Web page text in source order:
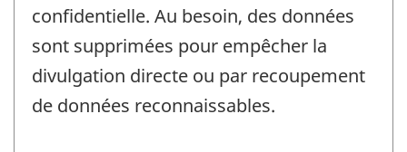
confidentielle. Au besoin, des données
sont supprimées pour empêcher la
divulgation directe ou par recoupement
de données reconnaissables.